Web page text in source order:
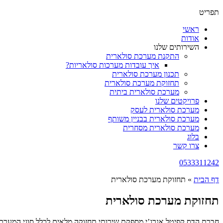
תפריט
ראשי
אודות
השירותים שלנו
התקנת מערכת סולארית
איך עובדות מערכות סולאריות?
תכנון מערכת סולארית
תחזוקת מערכת סולארית
מערכת סולארית ביתית
פרויקטים שלנו
מערכת סולארית לעסק
מערכת סולארית בבניין משותף
מערכת סולארית מסחרית
בלוג
צרו קשר
0533311242
דף הבית » תחזוקת מערכת סולארית
תחזוקת מערכת סולארית